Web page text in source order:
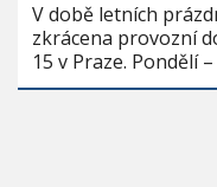
V době letních
zkrácena provozní
15 v Praze. Pondělí